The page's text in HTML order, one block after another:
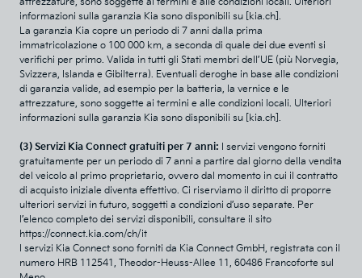
informazioni sulla garanzia Kia sono disponibili su [kia.ch].
La garanzia Kia copre un periodo di 7 anni dalla prima
immatricolazione o 100 000 km, a seconda di quale dei due eventi si
verifichi per primo. Valida in tutti gli Stati membri dell’UE (più Norvegia,
Svizzera, Islanda e Gibilterra). Eventuali deroghe in base alle condizioni
di garanzia valide, ad esempio per la batteria, la vernice e le
attrezzature, sono soggette ai termini e alle condizioni locali. Ulteriori
informazioni sulla garanzia Kia sono disponibili su [kia.ch].
(3) Servizi Kia Connect gratuiti per 7 anni: I servizi vengono forniti
gratuitamente per un periodo di 7 anni a partire dal giorno della vendita
del veicolo al primo proprietario, ovvero dal momento in cui il contratto
di acquisto iniziale diventa effettivo. Ci riserviamo il diritto di proporre
ulteriori servizi in futuro, soggetti a condizioni d’uso separate. Per
l’elenco completo dei servizi disponibili, consultare il sito
https://connect.kia.com/ch/it
I servizi Kia Connect sono forniti da Kia Connect GmbH, registrata con il
numero HRB 112541, Theodor-Heuss-Allee 11, 60486 Francoforte sul